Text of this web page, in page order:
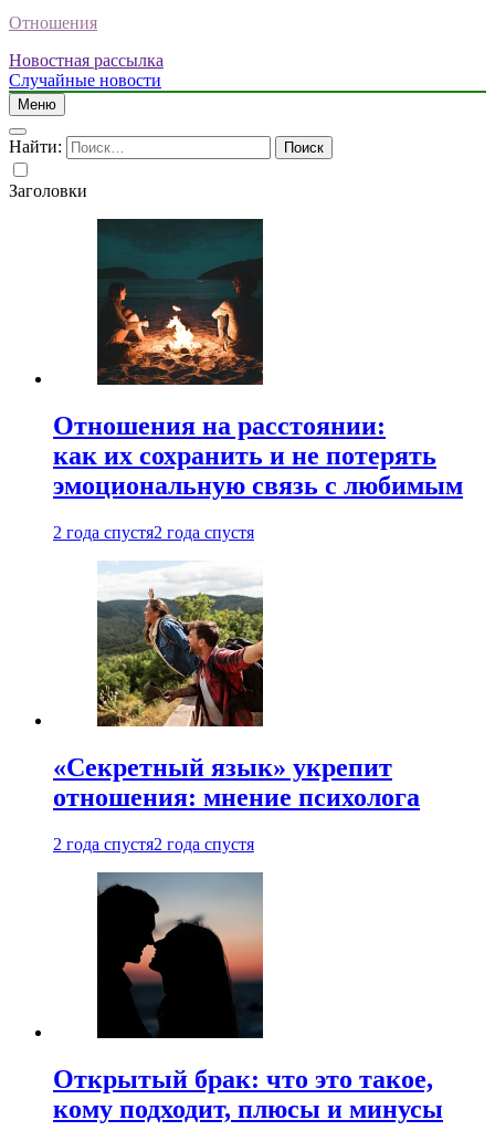
Отношения
Новостная рассылка
Случайные новости
Меню
Найти:
Заголовки
Отношения на расстоянии:
как их сохранить и не потерять
эмоциональную связь с любимым
2 года спустя2 года спустя
«Секретный язык» укрепит
отношения: мнение психолога
2 года спустя2 года спустя
Открытый брак: что это такое,
кому подходит, плюсы и минусы